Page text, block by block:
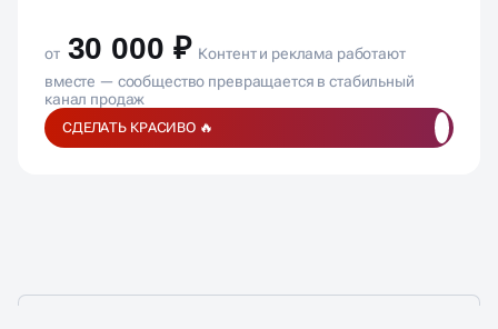
от 30 000 ₽ Контент и реклама работают
вместе — сообщество превращается в стабильный
канал продаж
СДЕЛАТЬ КРАСИВО 🔥